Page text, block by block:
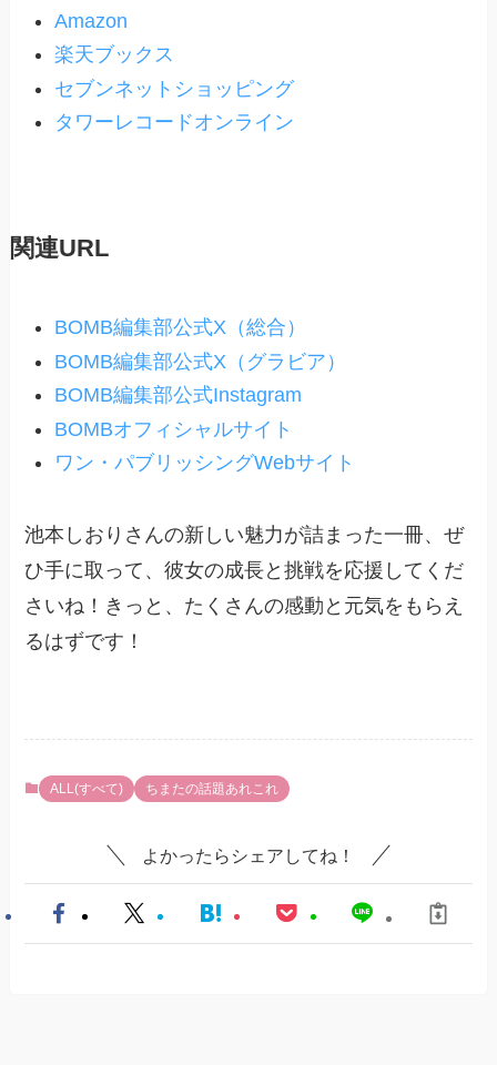
Amazon
楽天ブックス
セブンネットショッピング
タワーレコードオンライン
関連URL
BOMB編集部公式X（総合）
BOMB編集部公式X（グラビア）
BOMB編集部公式Instagram
BOMBオフィシャルサイト
ワン・パブリッシングWebサイト
池本しおりさんの新しい魅力が詰まった一冊、ぜ
ひ手に取って、彼女の成長と挑戦を応援してくだ
さいね！きっと、たくさんの感動と元気をもらえ
るはずです！
ALL(すべて) ちまたの話題あれこれ
よかったらシェアしてね！